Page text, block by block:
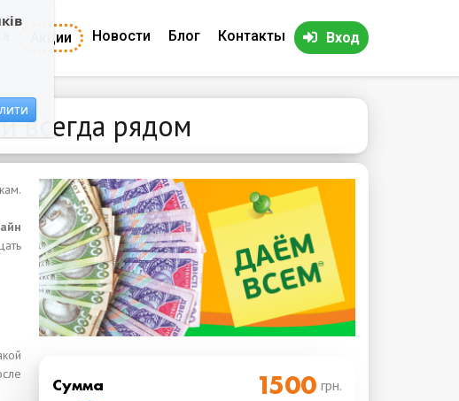
Акции Новости Блог Контакты Вход
всегда рядом
Cумма грн.